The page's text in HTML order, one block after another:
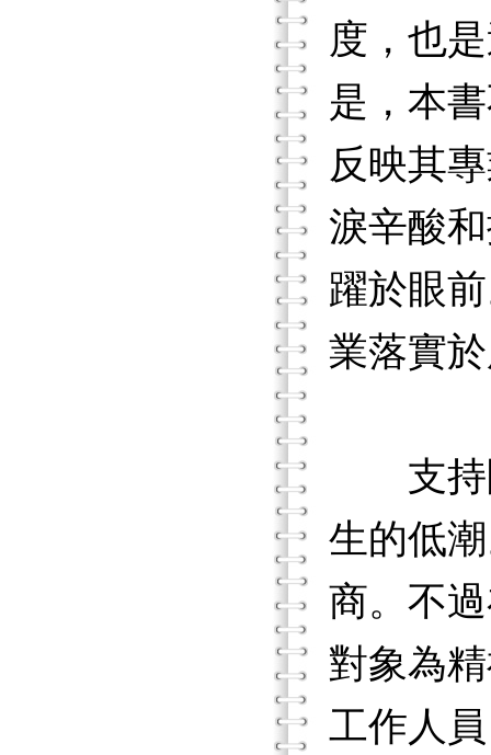
度，也
是，本
反映其
淚辛酸
躍於眼
業落實
支持團
生的低
商。不
對象為
工作人